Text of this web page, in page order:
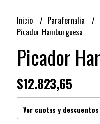
Inicio Parafernalia
Picador Hamburguesa
Picador
$12.823,65
Ver cuotas y descuentos